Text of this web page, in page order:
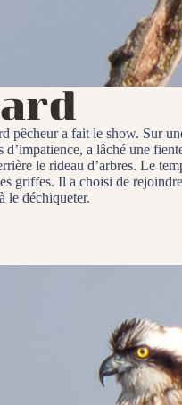
pêcheur a fait le show. Sur
a lâché une
le rideau d’arbres. Le
griffes. Il a choisi de
le déchiqueter.